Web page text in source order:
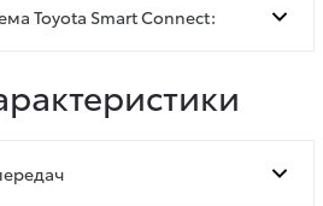
Toyota Smart Connect: